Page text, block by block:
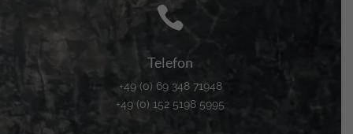

Telefon
+49 (0) 69 348 71948
+49 (0) 152 5198 5995